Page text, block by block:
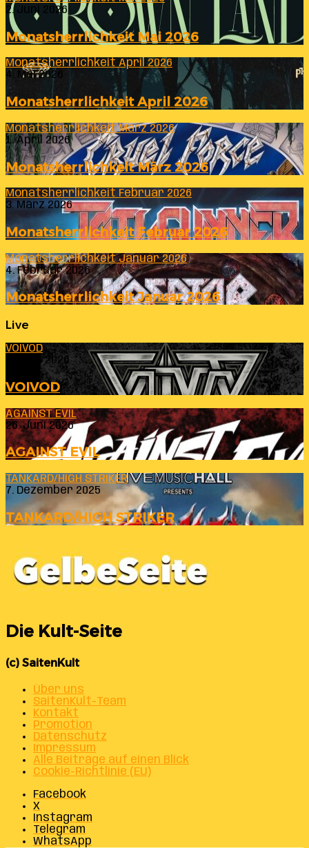
2. Juni 2026
Monatsherrlichkeit Mai 2026
Monatsherrlichkeit April 2026
4. Mai 2026
Monatsherrlichkeit April 2026
Monatsherrlichkeit März 2026
1. April 2026
Monatsherrlichkeit März 2026
Monatsherrlichkeit Februar 2026
3. März 2026
Monatsherrlichkeit Februar 2026
Monatsherrlichkeit Januar 2026
4. Februar 2026
Monatsherrlichkeit Januar 2026
Live
VOIVOD
23. Juli 2026
VOIVOD
AGAINST EVIL
26. Juni 2026
AGAINST EVIL
TANKARD/HIGH STRIKER
7. Dezember 2025
TANKARD/HIGH STRIKER
Die Kult-Seite
(c) SaitenKult
Über uns
SaitenKult-Team
Kontakt
Promotion
Datenschutz
Impressum
Alle Beiträge auf einen Blick
Cookie-Richtlinie (EU)
Facebook
X
Instagram
Telegram
WhatsApp